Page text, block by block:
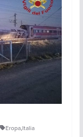
Eropa,Italia